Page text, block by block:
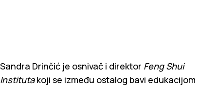
Sandra Drinčić je osnivač i direktor Feng Shui
Institutakoji se između ostalog bavi edukacijom